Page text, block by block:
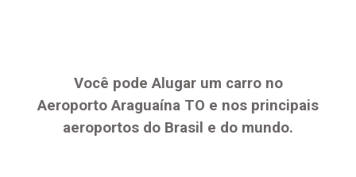
Você pode Alugar um carro no
Aeroporto Araguaína TO e nos principais
aeroportos do Brasil e do mundo.